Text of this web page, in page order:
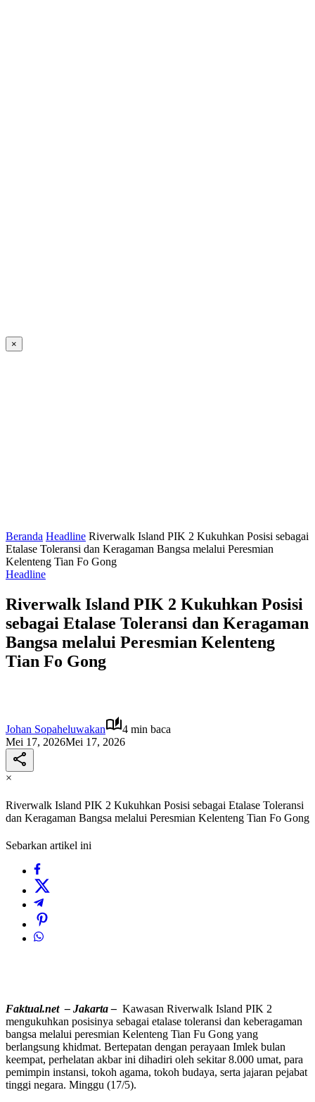
×
Beranda Headline Riverwalk Island PIK 2 Kukuhkan Posisi sebagai
Etalase Toleransi dan Keragaman Bangsa melalui Peresmian
Kelenteng Tian Fo Gong
Headline
Riverwalk Island PIK 2 Kukuhkan Posisi
sebagai Etalase Toleransi dan Keragaman
Bangsa melalui Peresmian Kelenteng
Tian Fo Gong
Johan Sopaheluwakan
4 min baca
Mei 17, 2026Mei 17, 2026
×
Riverwalk Island PIK 2 Kukuhkan Posisi sebagai Etalase Toleransi
dan Keragaman Bangsa melalui Peresmian Kelenteng Tian Fo Gong
Sebarkan artikel ini
Faktual.net – Jakarta – Kawasan Riverwalk Island PIK 2
mengukuhkan posisinya sebagai etalase toleransi dan keberagaman
bangsa melalui peresmian Kelenteng Tian Fu Gong yang
berlangsung khidmat. Bertepatan dengan perayaan Imlek bulan
keempat, perhelatan akbar ini dihadiri oleh sekitar 8.000 umat, para
pemimpin instansi, tokoh agama, tokoh budaya, serta jajaran pejabat
tinggi negara. Minggu (17/5).